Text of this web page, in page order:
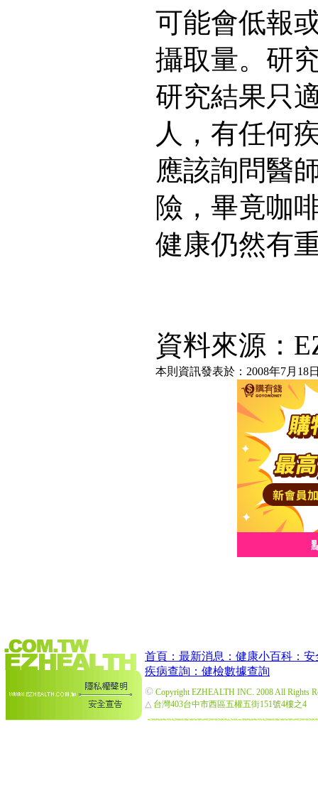
可能會低報
攝取量。研
研究結果只
人，有任何
應該詢問醫
險，畢竟咖
健康仍然有
資料來源：
本則資訊發表於：2008年7月18
首頁： 最新消息： 健康小百科： 安
疾病查詢： 健檢數據查詢
© Copyright EZHEALTH INC. 2008 All Rights
△ 台灣403台中市西區五權五街151號4樓之4